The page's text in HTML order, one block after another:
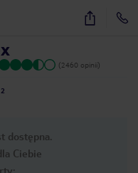
41
(2460 opinii)
dostępna.
Ciebie